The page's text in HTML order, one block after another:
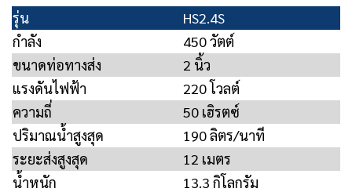
รุ่น
HS2.4S
กำลัง
450 วัตต์
ขนาดท่อทางส่ง
2 นิ้ว
แรงดันไฟฟ้า
220 โวลต์
ความถี่
50 เฮิรตซ์
ปริมาณน้ำสูงสุด
190 ลิตร/นาที
ระยะส่งสูงสุด
12 เมตร
น้ำหนัก
13.3 กิโลกรัม